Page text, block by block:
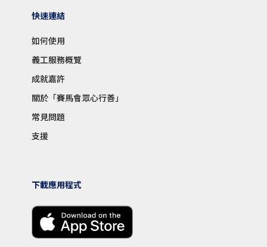
快速連結
如何使用
義工服務概覽
成就嘉許
關於「賽馬會眾心行善」
常見問題
支援
下載應用程式